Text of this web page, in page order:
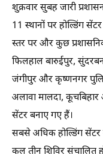
शुक्रवार सुबह जारी
11 स्थानों पर होल्डिंग
स्तर पर और कुछ
फिलहाल बारुईपुर,
जंगीपुर और कृष्णनगर
अलावा मालदा, कूचबिहार
सेंटर बनाए गए हैं।
सबसे अधिक होल्डिंग